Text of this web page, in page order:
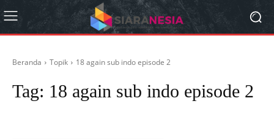
Beranda Topik 18 again sub indo episode 2
Tag: 18 again sub indo episode 2